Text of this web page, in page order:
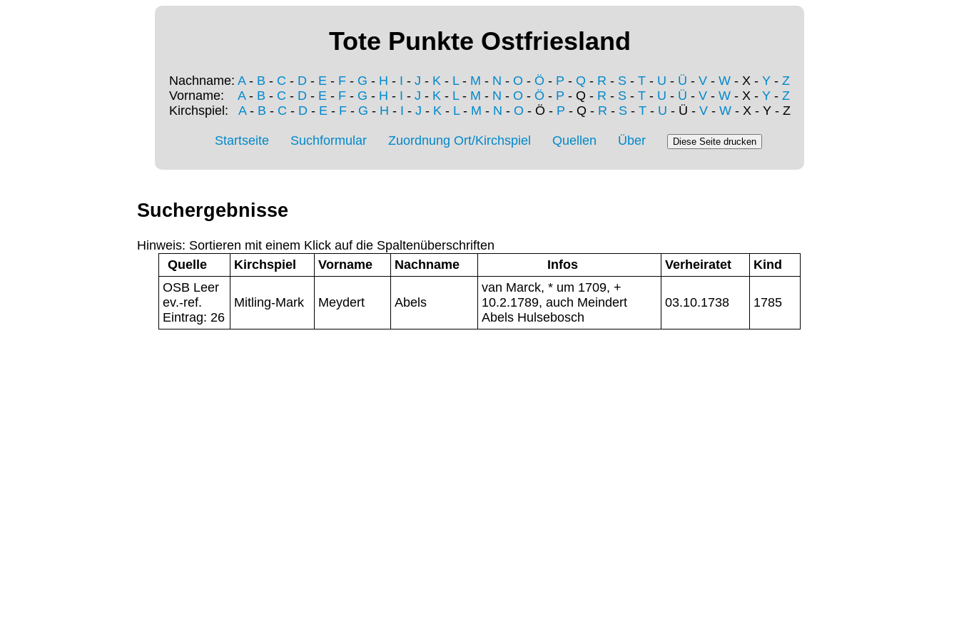
Tote Punkte Ostfriesland
Nachname: A- B - C - D - E - F - G - H - I - J - K - L- M - N - O - Ö - P - Q - R - S - T - U - Ü - V - W - X - Y - Z
Vorname: A- B - C - D - E - F - G - H - I - J - K - L- M - N - O - Ö - P - Q - R - S - T - U - Ü - V - W - X - Y - Z
Kirchspiel: A- B - C - D- E- F- G - H - I - J - K- L- M - N - O - Ö - P - Q - R - S- T- U - Ü - V- W- X - Y - Z
Startseite Suchformular Zuordnung Ort/Kirchspiel Quellen Über
Suchergebnisse
Hinweis: Sortieren mit einem Klick auf die Spaltenüberschriften
Quelle
Kirchspiel Vorname Nachname Infos Verheiratet
Kind
OSB Leer
ev.-ref.
Eintrag: 26
Mitling-Mark Meydert Abels
van Marck, * um 1709, +
10.2.1789, auch Meindert
Abels Hulsebosch
03.10.1738 1785